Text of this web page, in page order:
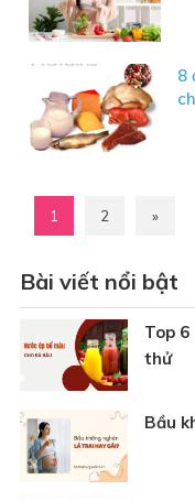
8
1 2 »
Bài viết nổi bật
Top 6
thử
Bầu